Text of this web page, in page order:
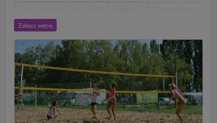
Parki miejskie i zamkowe
Jeziora, jeziora, zbiorniki wodne
Wodospady
Kościoły drewniane
Zamki, pałace, ruiny
Aquaparki, baseny
Źródła Teatry Jaskinie
Jazda konna
Skanseny
Túry a turistické chodníky
Areny laserowe i paintball
Zamki
Chaty górskie Miejsca sakralne
Rafting, rafting, rafting
Wieże obserwacyjne i chodniki
Obiekty architektoniczne
Ośrodek narciarski
Pola golfowe
Tory gokartowe
Amfiteatry i kina w przyrodzie
Szlaki winne Cyklotrasy
Zobacz więcej